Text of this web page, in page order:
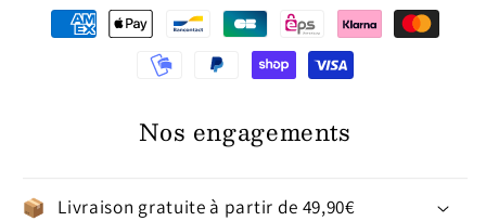
Nos engagements
Livraison gratuite à partir de 49,90€